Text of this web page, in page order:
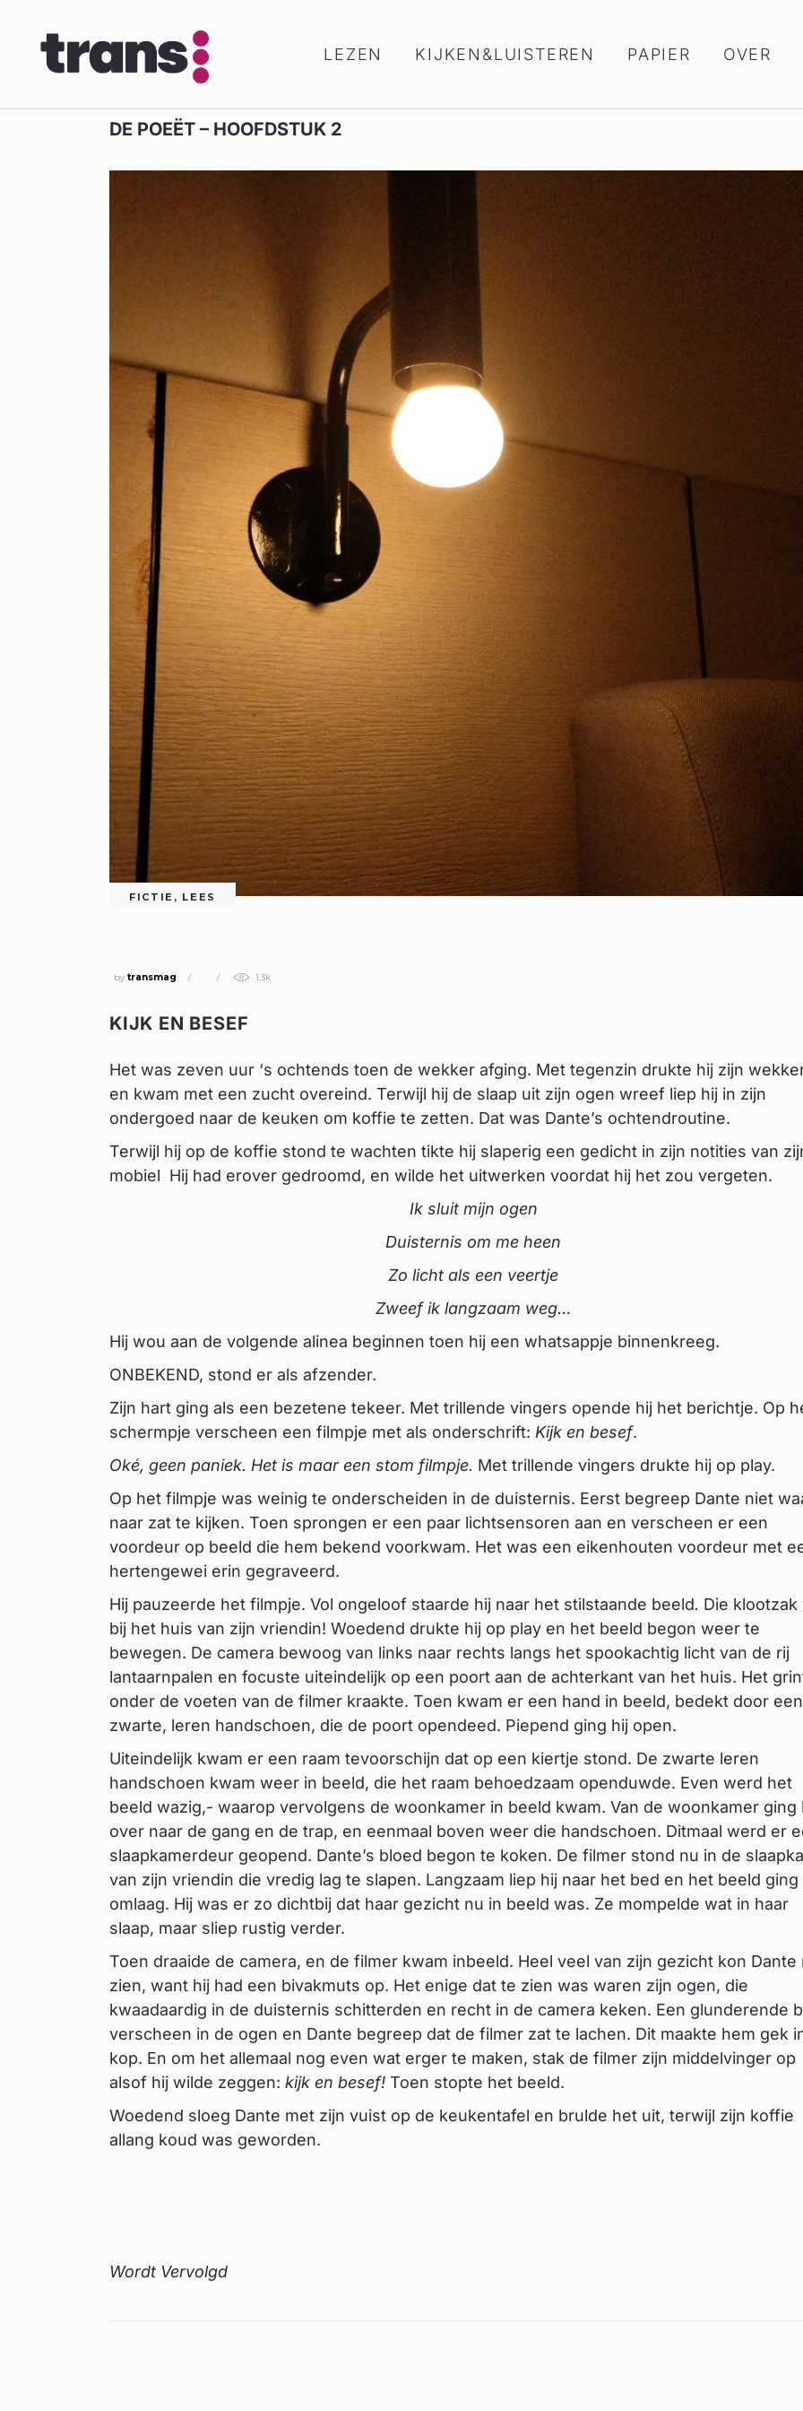
LEZEN KIJKEN&LUISTEREN PAPIER OVER
DE POEËT – HOOFDSTUK 2
FICTIE , LEES
by transmag 1.3k
KIJK EN BESEF
Het was zeven uur ‘s ochtends toen de wekker afging. Met tegenzin drukte hij zijn
en kwam met een zucht overeind. Terwijl hij de slaap uit zijn ogen wreef liep hij in zijn
ondergoed naar de keuken om koffie te zetten. Dat was Dante’s ochtendroutine.
Terwijl hij op de koffie stond te wachten tikte hij slaperig een gedicht in zijn notities van
mobiel Hij had erover gedroomd, en wilde het uitwerken voordat hij het zou vergeten.
Ik sluit mijn ogen
Duisternis om me heen
Zo licht als een veertje
Zweef ik langzaam weg…
Hij wou aan de volgende alinea beginnen toen hij een whatsappje binnenkreeg.
ONBEKEND, stond er als afzender.
Zijn hart ging als een bezetene tekeer. Met trillende vingers opende hij het berichtje. Op
schermpje verscheen een filmpje met als onderschrift: Kijk en besef.
Oké, geen paniek. Het is maar een stom filmpje. Met trillende vingers drukte hij op play.
Op het filmpje was weinig te onderscheiden in de duisternis. Eerst begreep Dante niet
naar zat te kijken. Toen sprongen er een paar lichtsensoren aan en verscheen er een
voordeur op beeld die hem bekend voorkwam. Het was een eikenhouten voordeur met
hertengewei erin gegraveerd.
Hij pauzeerde het filmpje. Vol ongeloof staarde hij naar het stilstaande beeld. Die klootzak
bij het huis van zijn vriendin! Woedend drukte hij op play en het beeld begon weer te
bewegen. De camera bewoog van links naar rechts langs het spookachtig licht van de rij
lantaarnpalen en focuste uiteindelijk op een poort aan de achterkant van het huis. Het
onder de voeten van de filmer kraakte. Toen kwam er een hand in beeld, bedekt door een
zwarte, leren handschoen, die de poort opendeed. Piepend ging hij open.
Uiteindelijk kwam er een raam tevoorschijn dat op een kiertje stond. De zwarte leren
handschoen kwam weer in beeld, die het raam behoedzaam openduwde. Even werd het
beeld wazig,- waarop vervolgens de woonkamer in beeld kwam. Van de woonkamer ging
over naar de gang en de trap, en eenmaal boven weer die handschoen. Ditmaal werd er
slaapkamerdeur geopend. Dante’s bloed begon te koken. De filmer stond nu in de
van zijn vriendin die vredig lag te slapen. Langzaam liep hij naar het bed en het beeld ging
omlaag. Hij was er zo dichtbij dat haar gezicht nu in beeld was. Ze mompelde wat in haar
slaap, maar sliep rustig verder.
Toen draaide de camera, en de filmer kwam inbeeld. Heel veel van zijn gezicht kon Dante
zien, want hij had een bivakmuts op. Het enige dat te zien was waren zijn ogen, die
kwaadaardig in de duisternis schitterden en recht in de camera keken. Een glunderende
verscheen in de ogen en Dante begreep dat de filmer zat te lachen. Dit maakte hem gek
kop. En om het allemaal nog even wat erger te maken, stak de filmer zijn middelvinger op
alsof hij wilde zeggen: kijk en besef! Toen stopte het beeld.
Woedend sloeg Dante met zijn vuist op de keukentafel en brulde het uit, terwijl zijn koffie
allang koud was geworden.
Wordt Vervolgd